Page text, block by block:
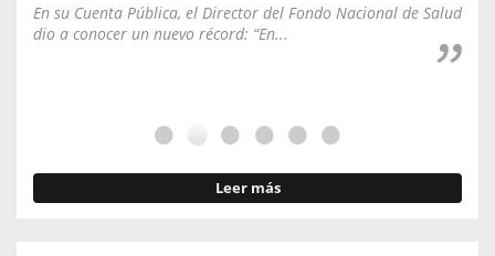
En su Cuenta Pública, el Director del Fondo Nacional de Salud
dio a conocer un nuevo récord: “En...
Leer más